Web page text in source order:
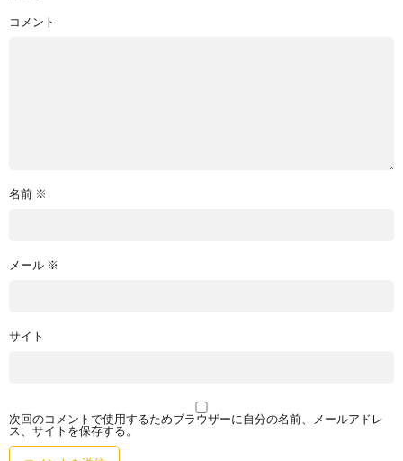
コメント
名前 ※
メール ※
サイト
次回のコメントで使用するためブラウザーに自分の名前、メールアドレ
ス、サイトを保存する。